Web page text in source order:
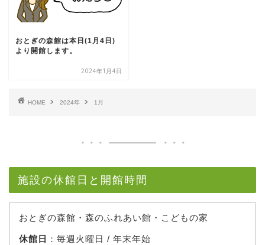
おとぎの森館は本日(1月4日)
より開館します。
2024年1月4日
HOME 2024年 1月
施設の休館日と開館時間
おとぎの森館・森のふれあい館・こどもの家
休館日 ：毎週火曜日 / 年末年始